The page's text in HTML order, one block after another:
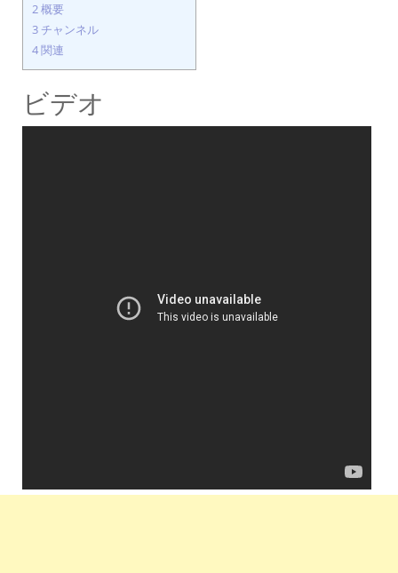
2概要
3チャンネル
4関連
ビデオ